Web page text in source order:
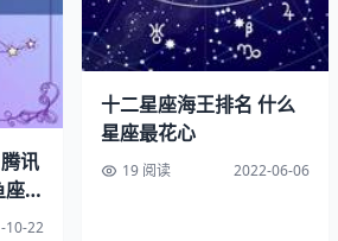
花卉、美好、花香等意思。用作人名
冰洁玉清之义。
巧笑嫣然、美好等意思。用作人名意
讯
每
10-22
十二星座海王排名 什么
星座最花心
19 阅读 2022-06-06